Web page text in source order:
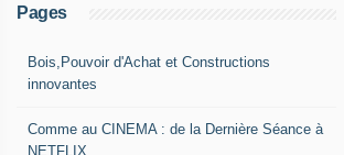
Pages
Bois,Pouvoir d'Achat et Constructions
innovantes
Comme au CINEMA : de la Dernière Séance à
NETFLIX